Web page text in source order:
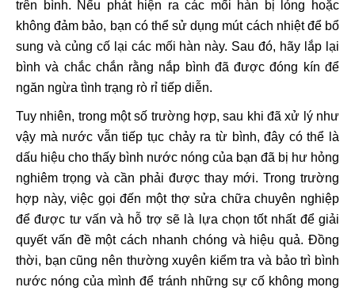
trên bình. Nếu phát hiện ra các mối hàn bị lỏng hoặc
không đảm bảo, bạn có thể sử dụng mút cách nhiệt để bổ
sung và củng cố lại các mối hàn này. Sau đó, hãy lắp lại
bình và chắc chắn rằng nắp bình đã được đóng kín để
ngăn ngừa tình trạng rò rỉ tiếp diễn.
Tuy nhiên, trong một số trường hợp, sau khi đã xử lý như
vậy mà nước vẫn tiếp tục chảy ra từ bình, đây có thể là
dấu hiệu cho thấy bình nước nóng của bạn đã bị hư hỏng
nghiêm trọng và cần phải được thay mới. Trong trường
hợp này, việc gọi đến một thợ sửa chữa chuyên nghiệp
để được tư vấn và hỗ trợ sẽ là lựa chọn tốt nhất để giải
quyết vấn đề một cách nhanh chóng và hiệu quả. Đồng
thời, bạn cũng nên thường xuyên kiểm tra và bảo trì bình
nước nóng của mình để tránh những sự cố không mong